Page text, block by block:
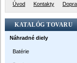
Úvod Kontakty
KATALÓG TOVARU
Náhradné diely
Batérie